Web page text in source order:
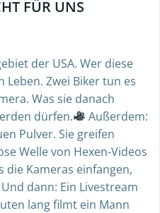
FÜR UNS
der USA. Wer diese
Zwei Biker tun es
Was sie danach
dürfen.
Außerdem:
Pulver. Sie greifen
Welle von Hexen-Videos
die Kameras einfangen,
Und dann: Ein Livestream
lang filmt ein Mann